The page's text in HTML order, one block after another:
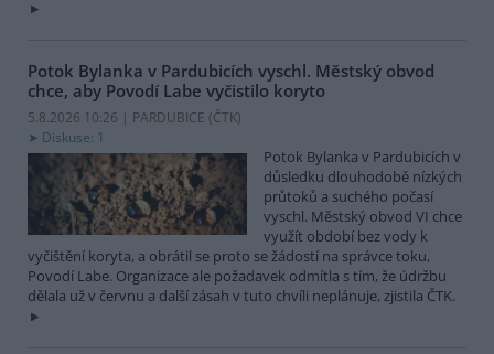
Potok Bylanka v Pardubicích vyschl. Městský obvod
chce, aby Povodí Labe vyčistilo koryto
5.8.2026 10:26 | PARDUBICE (ČTK)
Diskuse: 1
Potok Bylanka v Pardubicích v
důsledku dlouhodobě nízkých
průtoků a suchého počasí
vyschl. Městský obvod VI chce
využít období bez vody k
vyčištění koryta, a obrátil se proto se žádostí na správce toku,
Povodí Labe. Organizace ale požadavek odmítla s tím, že údržbu
dělala už v červnu a další zásah v tuto chvíli neplánuje, zjistila ČTK.